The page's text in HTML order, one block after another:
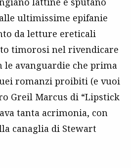
ultimissime epifanie
da letture ereticali
timorosi nel rivendicare
avanguardie che prima
romanzi proibiti (e vuoi
Greil Marcus di “Lipstick
tanta acrimonia, con
canaglia di Stewart